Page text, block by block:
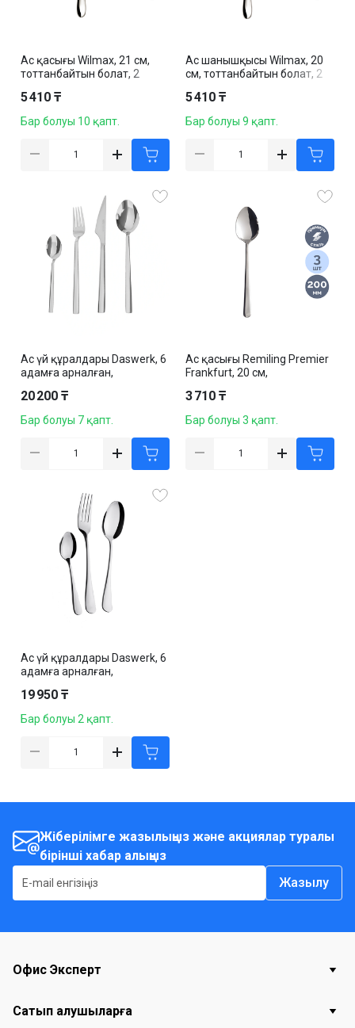
Ас қасығы Wilmax, 21 см,
тоттанбайтын болат, 2
5 410 ₸
Бар болуы 10 қапт.
Ас шанышқысы Wilmax, 20
см, тоттанбайтын болат, 2
5 410 ₸
Бар болуы 9 қапт.
Ас үй құралдары Daswerk, 6
адамға арналған,
дана/жинақ
20 200 ₸
Бар болуы 7 қапт.
Ас қасығы Remiling Premier
Frankfurt, 20 см,
дана/қапт
3 710 ₸
Бар болуы 3 қапт.
Ас үй құралдары Daswerk, 6
адамға арналған,
дана/жинақ
19 950 ₸
Бар болуы 2 қапт.
Жіберілімге жазылыңыз және акциялар туралы
бірінші хабар алыңыз
Жазылу
Офис Эксперт
Сатып алушыларға